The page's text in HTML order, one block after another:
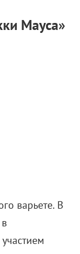
Мауса»
варьете. В